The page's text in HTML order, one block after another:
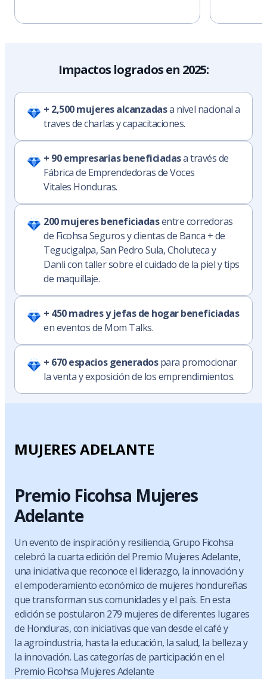
Impactos logrados en 2025:
+ 2,500 mujeres alcanzadasa nivel nacional a
traves de charlas y capacitaciones.
+ 90 empresarias beneficiadasa través de
Fábrica de Emprendedoras de Voces
Vitales Honduras.
200 mujeres beneficiadasentre corredoras
de Ficohsa Seguros y clientas de Banca + de
Tegucigalpa, San Pedro Sula, Choluteca y
Danli con taller sobre el cuidado de la piel y tips
de maquillaje.
+ 450 madres y jefas de hogar beneficiadas
en eventos de Mom Talks.
+ 670 espacios generadospara promocionar
la venta y exposición de los emprendimientos.
MUJERES ADELANTE
Premio Ficohsa Mujeres
Adelante
Un evento de inspiración y resiliencia, Grupo Ficohsa
celebró la cuarta edición del Premio Mujeres Adelante,
una iniciativa que reconoce el liderazgo, la innovación y
el empoderamiento económico de mujeres hondureñas
que transforman sus comunidades y el país. En esta
edición se postularon 279 mujeres de diferentes lugares
de Honduras, con iniciativas que van desde el café y
la agroindustria, hasta la educación, la salud, la belleza y
la innovación. Las categorías de participación en el
Premio Ficohsa Mujeres Adelante